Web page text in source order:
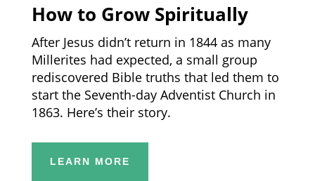
How to Grow Spiritually
After Jesus didn’t return in 1844 as many
Millerites had expected, a small group
rediscovered Bible truths that led them to
start the Seventh-day Adventist Church in
1863. Here’s their story.
LEARN MORE